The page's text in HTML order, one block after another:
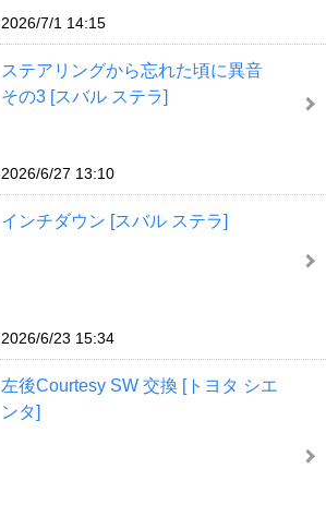
2026/7/1 14:15
ステアリングから忘れた頃に異音
その3 [スバル ステラ]
2026/6/27 13:10
インチダウン [スバル ステラ]
2026/6/23 15:34
左後Courtesy SW 交換 [トヨタ シエ
ンタ]